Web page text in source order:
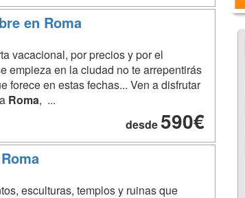
en Roma
vacacional, por precios y por el
empieza en la ciudad no te arrepentirás
forece en estas fechas... Ven a disfrutar
Roma, ...
desde590€
esculturas, templos y ruinas que